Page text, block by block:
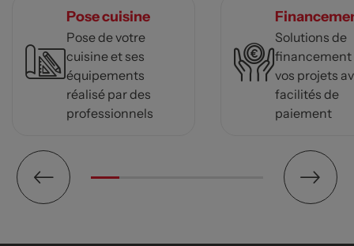
Pose cuisine
Pose de votre
cuisine et ses
équipements
réalisé par des
professionnels
Solutions de
financement
vos projets
facilités de
paiement